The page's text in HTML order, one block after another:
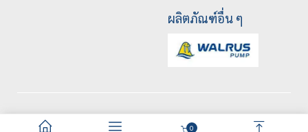
ผลิตภัณฑ์อื่น ๆ
0